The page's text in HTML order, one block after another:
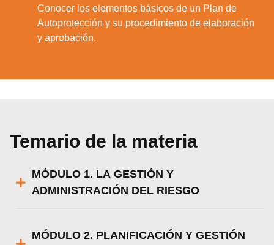
Conocer los elementos básicos de un Plan de
Autoprotección y su procedimiento de elaboración
y aprobación.
Temario de la materia
MÓDULO 1. LA GESTIÓN Y
ADMINISTRACIÓN DEL RIESGO
MÓDULO 2. PLANIFICACIÓN Y GESTIÓN